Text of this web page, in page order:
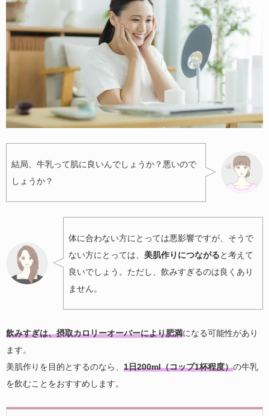
結局、牛乳って肌に良いんでしょうか？悪いので
しょうか？
体に合わない方にとっては悪影響ですが、そうで
ない方にとっては、 美肌作りにつながると考えて
良いでしょう。ただし、飲みすぎるのは良くあり
ません。
飲みすぎは、摂取カロリーオーバーにより肥満になる可能性があり
ます。
美肌作りを目的とするのなら、 1日200ml（コップ1杯程度）の牛乳
を飲むことをおすすめします。